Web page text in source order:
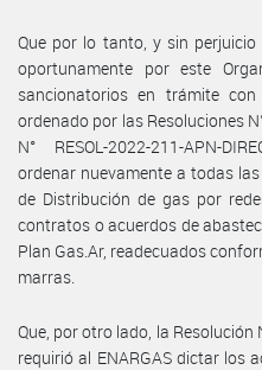
Que por lo tanto, y sin
oportunamente por este
sancionatorios en trámite
ordenado por las Resoluciones
N° RESOL-2022-211-APN-
ordenar nuevamente a todas
de Distribución de gas por
contratos o acuerdos de
Plan Gas.Ar, readecuados
marras.
Que, por otro lado, la Resolución
requirió al ENARGAS dictar los